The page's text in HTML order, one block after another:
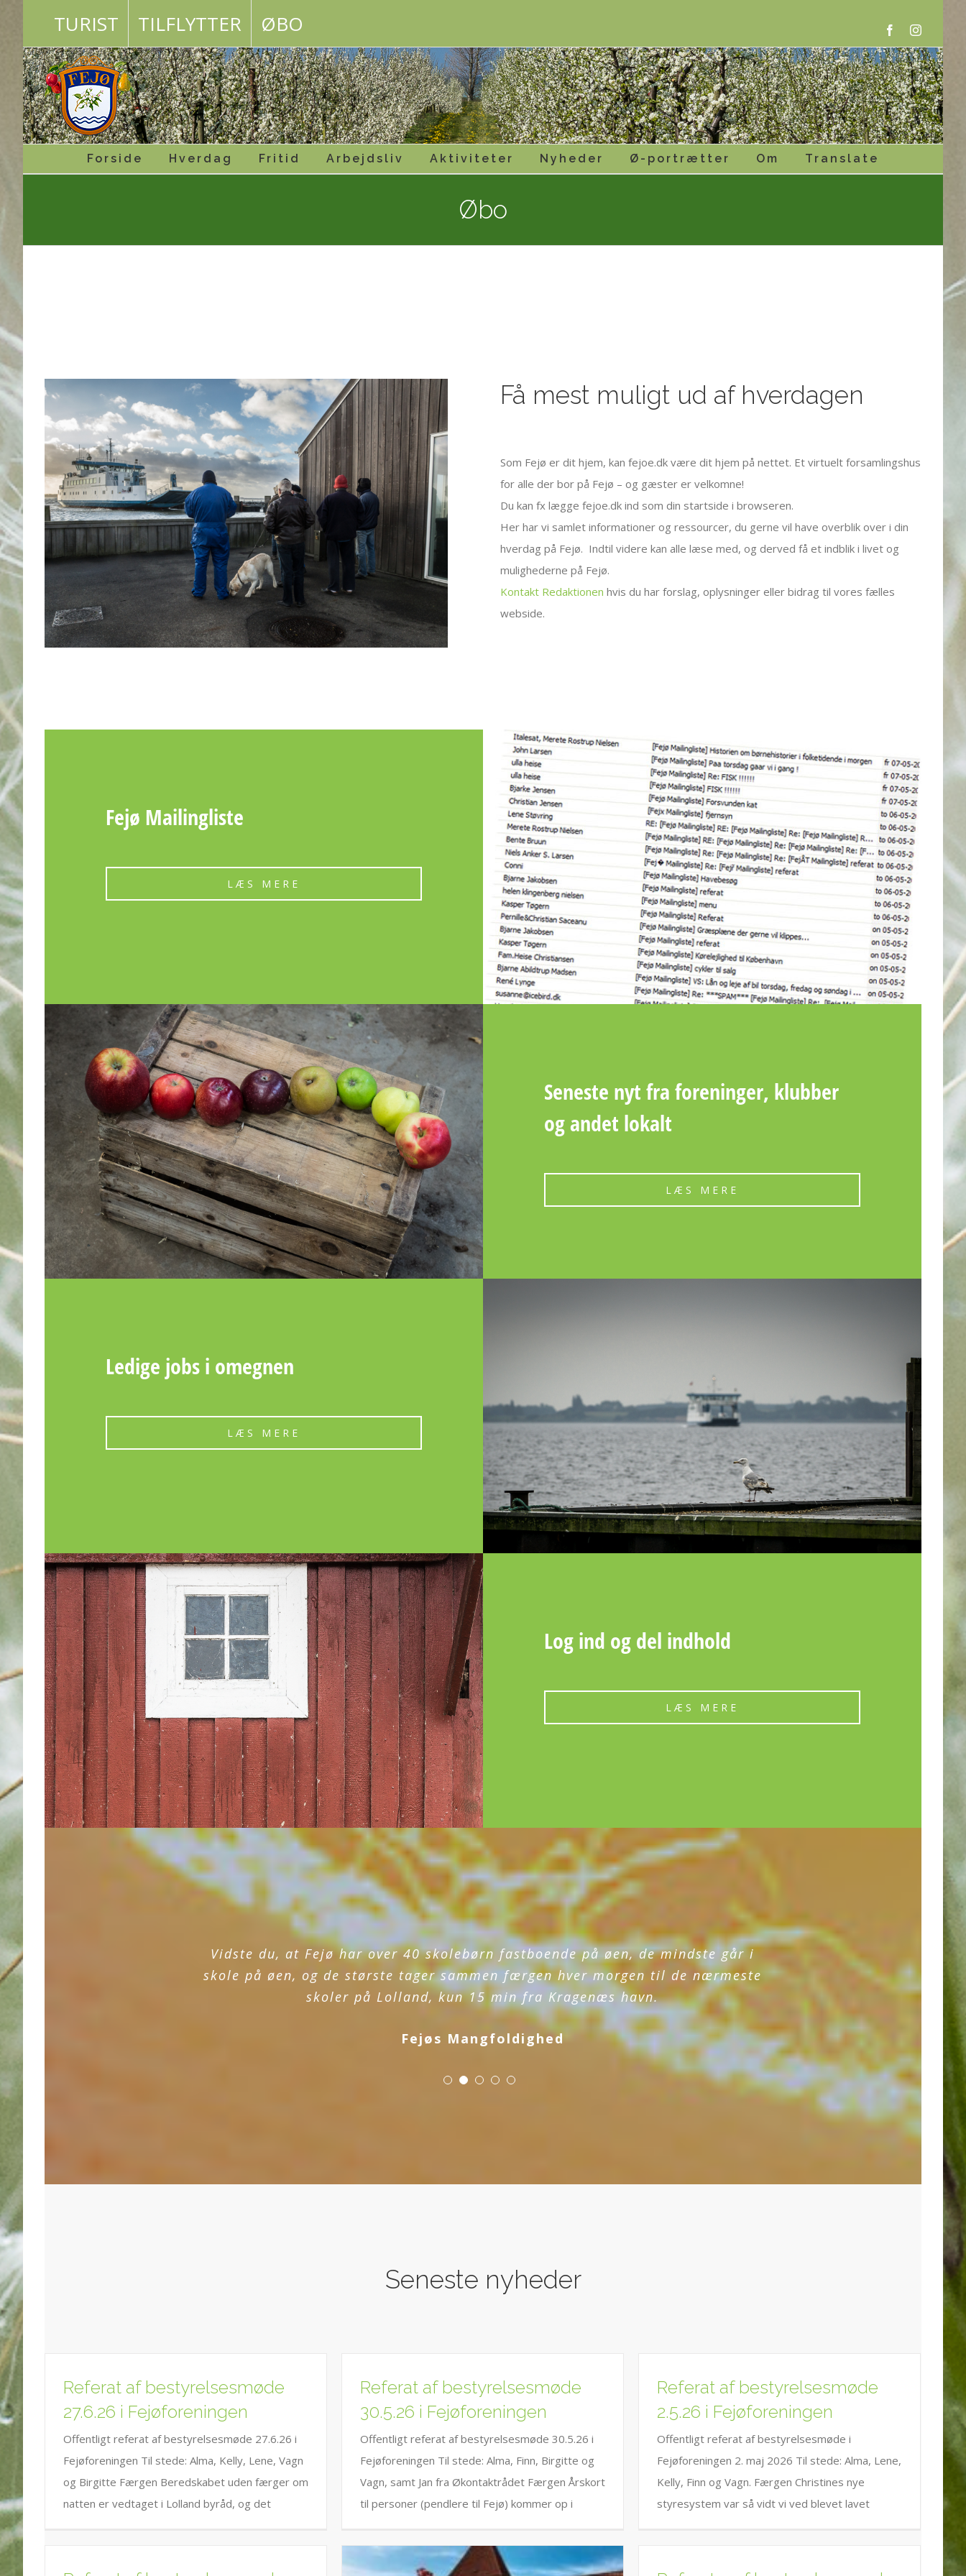
content
TURIST TILFLYTTER ØBO FacebookInstagram
Forside Hverdag Fritid Arbejdsliv Aktiviteter Nyheder Ø-portrætter Om Translate
Øbo
Få mest muligt ud af hverdagen
Som Fejø er dit hjem, kan fejoe.dk være dit hjem på nettet. Et virtuelt forsamlingshus
for alle der bor på Fejø – og gæster er velkomne!
Du kan fx lægge fejoe.dk ind som din startside i browseren.
Her har vi samlet informationer og ressourcer, du gerne vil have overblik over i din
hverdag på Fejø. Indtil videre kan alle læse med, og derved få et indblik i livet og
mulighederne på Fejø.
Kontakt Redaktionen hvis du har forslag, oplysninger eller bidrag til vores fælles
webside.
Fejø Mailingliste
LÆS MERE
Seneste nyt fra foreninger, klubber
og andet lokalt
LÆS MERE
Ledige jobs i omegnen
LÆS MERE
Log ind og del indhold
LÆS MERE
Vidste du, at Fejø har over 40 skolebørn fastboende på øen, de mindste går i
skole på øen, og de største tager sammen færgen hver morgen til de nærmeste
skoler på Lolland, kun 15 min fra Kragenæs havn.
Fejøs Mangfoldighed
Seneste nyheder
Referat af bestyrelsesmøde
27.6.26 i Fejøforeningen
Offentligt referat af bestyrelsesmøde 27.6.26 i
Fejøforeningen Til stede: Alma, Kelly, Lene, Vagn
og Birgitte Færgen Beredskabet uden færger om
natten er vedtaget i Lolland byråd, og det
Referat af bestyrelsesmøde
30.5.26 i Fejøforeningen
Offentligt referat af bestyrelsesmøde 30.5.26 i
Fejøforeningen Til stede: Alma, Finn, Birgitte og
Vagn, samt Jan fra Økontaktrådet Færgen Årskort
til personer (pendlere til Fejø) kommer op i
Referat af bestyrelsesmøde
2.5.26 i Fejøforeningen
Offentligt referat af bestyrelsesmøde i
Fejøforeningen 2. maj 2026 Til stede: Alma, Lene,
Kelly, Finn og Vagn. Færgen Christines nye
styresystem var så vidt vi ved blevet lavet